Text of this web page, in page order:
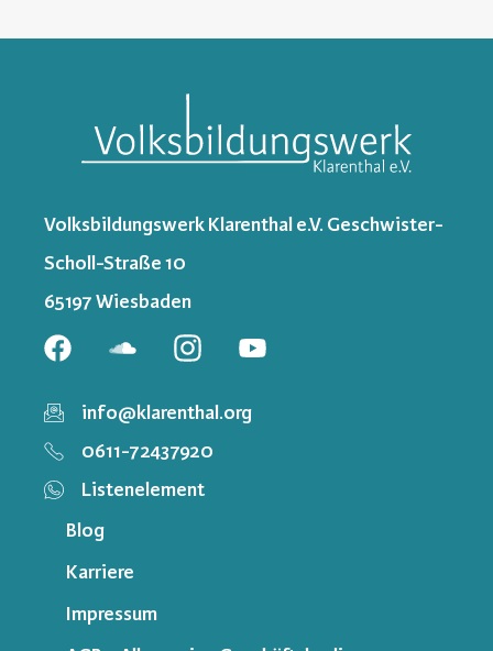
Volksbildungswerk Klarenthal e.V. Geschwister-
Scholl-Straße 10
65197 Wiesbaden
info@klarenthal.org
0611-72437920
Listenelement
Blog
Karriere
Impressum